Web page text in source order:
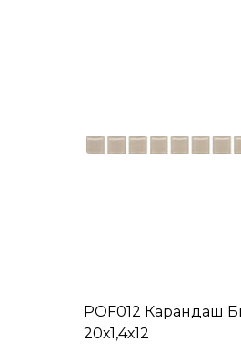
POF012 Карандаш
20х1,4х12